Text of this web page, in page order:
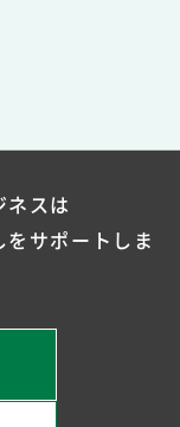
ネスは
サポートしま